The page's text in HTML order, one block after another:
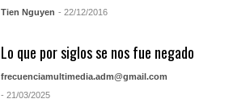
Tien Nguyen - 22/12/2016
Lo que por siglos se nos fue negado
frecuenciamultimedia.adm@gmail.com
- 21/03/2025